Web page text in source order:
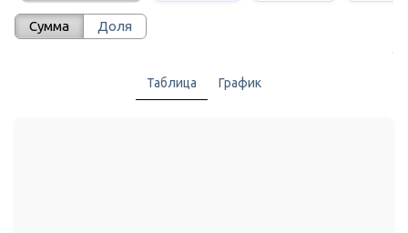
Сумма Доля
Таблица График